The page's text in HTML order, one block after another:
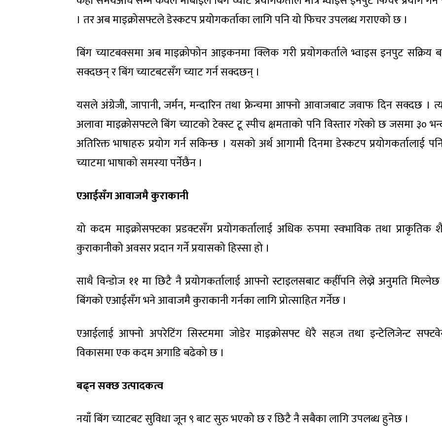
। तर अब माइक्रोसफ्टले डेस्कटप प्रयोगकर्ताका लागि पनि यो फिचर उपलब्ध गराएको छ ।
बिंग च्याटबक्समा अब माइक्रोफोन आइकनमा क्लिक गरी प्रयोगकर्ताले भ्वाइस इनपुट सक्रिय
सक्दछन् र बिंग च्याटबटसँग च्याट गर्न सक्दछन् ।
यसले अंग्रेजी, जापानी, जर्मन, मन्दारिन तथा फ्रेन्चमा आफ्नो आवाजबाट जवाफ दिन सक्दछ ।
अलावा माइक्रोसफ्टले बिंग च्याटको टेक्स्ट टू स्पीच क्षमताको पनि विस्तार गरेको छ जसमा ३०
अतिरिक्त भाषाहरु प्रयोग गर्न सकिन्छ । यसको अर्थ आगामी दिनमा डेस्कटप प्रयोगकर्तालाई
च्याटमा भाषाको समस्या पर्नेछैन ।
एआईसँग आवाजमै कुराकानी
यो कदम माइक्रोसफ्टका प्रडक्टसँग प्रयोगकर्तालाई अधिक रुपमा स्वभाविक तथा प्राकृतिक
कुराकानीको अवसर प्रदान गर्ने प्रयासको हिस्सा हो ।
साथै विन्डोज ११ मा छिटै नै प्रयोगकर्तालाई आफ्नो स्टाइलसबाट कहीँपनि लेख्ने अनुमति
बिंगको एआईसँग भने आवाजमै कुराकानी गर्नका लागि प्रोत्साहित गर्नेछ ।
एआईलाई आफ्नो अपरेटिंग सिस्टममा जोडेर माइक्रोसफ्ट धेरै सहज तथा इन्टेलिजेन्ट
विकासमा एक कदम अगाडि बढेको छ ।
बढ्न सक्छ उत्पादकत्व
नयाँ बिंग च्याटबट सुविधा जून ९ बाट सुरु भएको छ र छिटै नै सबैका लागि उपलब्ध हुनेछ ।